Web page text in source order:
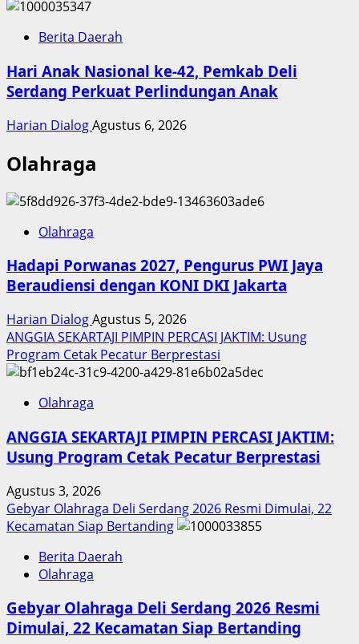
Berita Daerah
Hari Anak Nasional ke-42, Pemkab Deli
Serdang Perkuat Perlindungan Anak
Harian DialogAgustus 6, 2026
Olahraga
Olahraga
Hadapi Porwanas 2027, Pengurus PWI Jaya
Beraudiensi dengan KONI DKI Jakarta
Harian DialogAgustus 5, 2026
ANGGIA SEKARTAJI PIMPIN PERCASI JAKTIM: Usung
Program Cetak Pecatur Berprestasi
Olahraga
ANGGIA SEKARTAJI PIMPIN PERCASI JAKTIM:
Usung Program Cetak Pecatur Berprestasi
Agustus 3, 2026
Gebyar Olahraga Deli Serdang 2026 Resmi Dimulai, 22
Kecamatan Siap Bertanding
Berita Daerah
Olahraga
Gebyar Olahraga Deli Serdang 2026 Resmi
Dimulai, 22 Kecamatan Siap Bertanding